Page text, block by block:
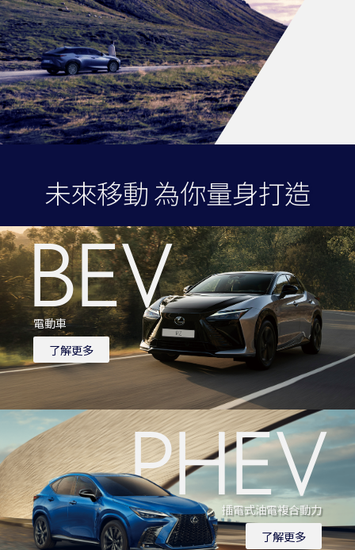
未來移動 為你量身打造
BEV
電動車
了解更多
靜謐享受沉浸式的未來
PHEV
插電式油電複合動力
了解更多